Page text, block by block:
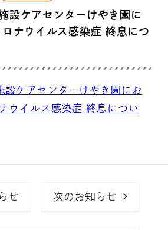
設ケアセンターけやき園に
ナウイルス感染症 終息につ
設ケアセンターけやき園にお
ウイルス感染症 終息につい
せ 次のお知らせ